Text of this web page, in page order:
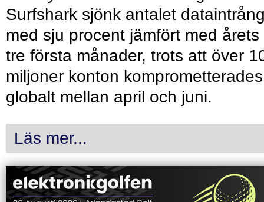
Surfshark sjönk antalet
med sju procent jämfört med årets
tre första månader, trots att över
miljoner konton komprometterades
globalt mellan april och juni.
Läs mer...